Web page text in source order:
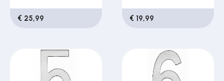
€ 25,99 € 19,99